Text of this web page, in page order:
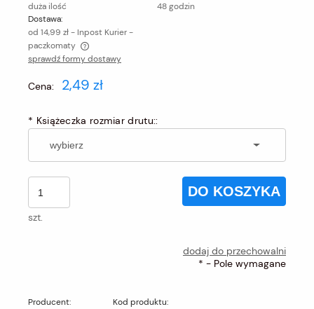
duża ilość
48 godzin
Dostawa:
od 14,99 zł- Inpost Kurier -
paczkomaty
Cena nie zawiera ewentualnych kosztów płatności
sprawdź formy dostawy
Cena: 2,49 zł
* Książeczka rozmiar drutu::
szt.
DO KOSZYKA
dodaj do przechowalni
* - Pole wymagane
Producent: Kod produktu: